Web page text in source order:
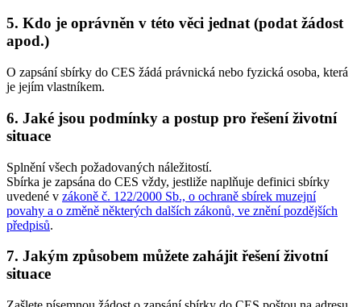
5. Kdo je oprávněn v této věci jednat (podat žádost
apod.)
O zapsání sbírky do CES žádá právnická nebo fyzická osoba, která
je jejím vlastníkem.
6. Jaké jsou podmínky a postup pro řešení životní
situace
Splnění všech požadovaných náležitostí.
Sbírka je zapsána do CES vždy, jestliže naplňuje definici sbírky
uvedené v zákoně č. 122/2000 Sb., o ochraně sbírek muzejní
povahy a o změně některých dalších zákonů, ve znění pozdějších
předpisů.
7. Jakým způsobem můžete zahájit řešení životní
situace